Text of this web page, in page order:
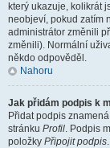
který ukazuje, kolikrát
neobjeví, pokud zatím
administrátor změnili
změnili). Normální
někdo odpověděl.
Nahoru
Jak přidám podpis k
Přidat podpis
stránku Profil. Podpis
položky Připojit podpis